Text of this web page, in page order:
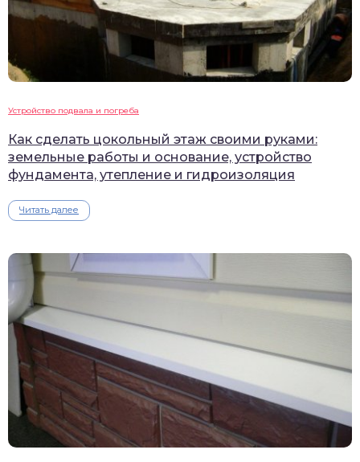
Устройство подвала и погреба
Как сделать цокольный этаж своими руками:
земельные работы и основание, устройство
фундамента, утепление и гидроизоляция
Читать далее